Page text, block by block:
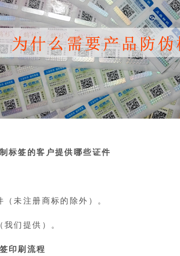
标签的客户提供哪些证件
未注册商标的除外）。
们提供）。
印刷流程